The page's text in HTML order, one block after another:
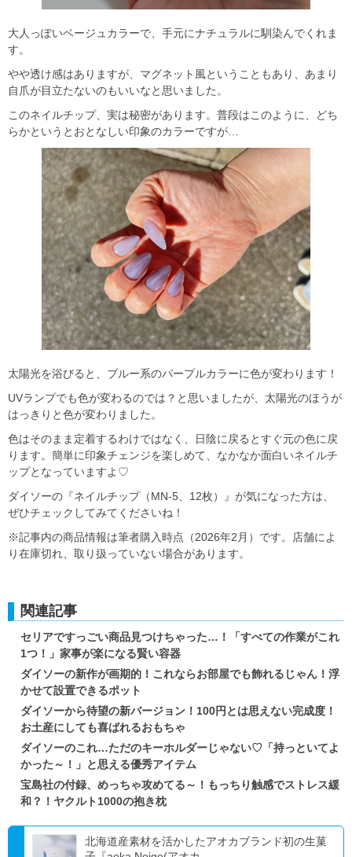
大人っぽいベージュカラーで、手元にナチュラルに馴染んでくれま
す。
やや透け感はありますが、マグネット風ということもあり、あまり
自爪が目立たないのもいいなと思いました。
このネイルチップ、実は秘密があります。普段はこのように、どち
らかというとおとなしい印象のカラーですが…
太陽光を浴びると、ブルー系のパープルカラーに色が変わります！
UVランプでも色が変わるのでは？と思いましたが、太陽光のほうが
はっきりと色が変わりました。
色はそのまま定着するわけではなく、日陰に戻るとすぐ元の色に戻
ります。簡単に印象チェンジを楽しめて、なかなか面白いネイルチ
ップとなっていますよ♡
ダイソーの『ネイルチップ（MN-5、12枚）』が気になった方は、
ぜひチェックしてみてくださいね！
※記事内の商品情報は筆者購入時点（2026年2月）です。店舗によ
り在庫切れ、取り扱っていない場合があります。
関連記事
セリアですっごい商品見つけちゃった…！「すべての作業がこれ
1つ！」家事が楽になる賢い容器
ダイソーの新作が画期的！これならお部屋でも飾れるじゃん！浮
かせて設置できるポット
ダイソーから待望の新バージョン！100円とは思えない完成度！
お土産にしても喜ばれるおもちゃ
ダイソーのこれ…ただのキーホルダーじゃない♡「持っといてよ
かった～！」と思える優秀アイテム
宝島社の付録、めっちゃ攻めてる～！もっちり触感でストレス緩
和？！ヤクルト1000の抱き枕
北海道産素材を活かしたアオカブランド初の生菓